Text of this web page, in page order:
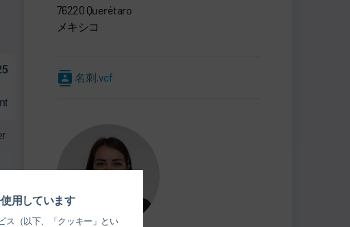
用しています
ス（以下、「クッキー」とい
76220 Querétaro
メキシコ
名刺.vcf